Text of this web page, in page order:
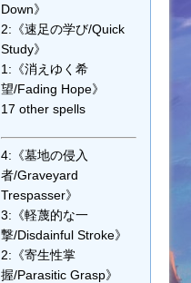
Down》
2:《速足の学び/Quick
Study》
1:《消えゆく希
望/Fading Hope》
17 other spells
4:《墓地の侵入
者/Graveyard
Trespasser》
3:《軽蔑的な一
撃/Disdainful Stroke》
2:《寄生性掌
握/Parasitic Grasp》